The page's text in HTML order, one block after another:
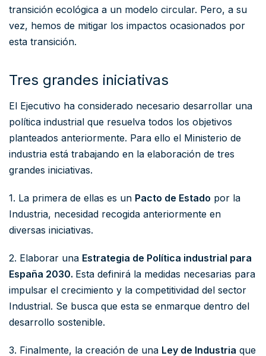
transición ecológica a un modelo circular. Pero, a su
vez, hemos de mitigar los impactos ocasionados por
esta transición.
Tres grandes iniciativas
El Ejecutivo ha considerado necesario desarrollar una
política industrial que resuelva todos los objetivos
planteados anteriormente. Para ello el Ministerio de
industria está trabajando en la elaboración de tres
grandes iniciativas.
1. La primera de ellas es un Pacto de Estado por la
Industria, necesidad recogida anteriormente en
diversas iniciativas.
2. Elaborar una Estrategia de Política industrial para
España 2030. Esta definirá la medidas necesarias para
impulsar el crecimiento y la competitividad del sector
Industrial. Se busca que esta se enmarque dentro del
desarrollo sostenible.
3. Finalmente, la creación de una Ley de Industria que